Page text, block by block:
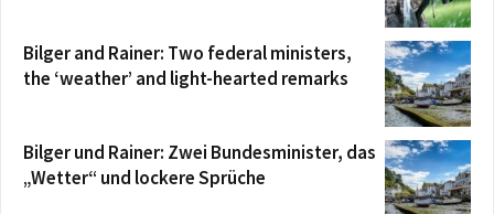
Bilger and Rainer: Two federal ministers,
the ‘weather’ and light-hearted remarks
Bilger und Rainer: Zwei Bundesminister, das
„Wetter“ und lockere Sprüche